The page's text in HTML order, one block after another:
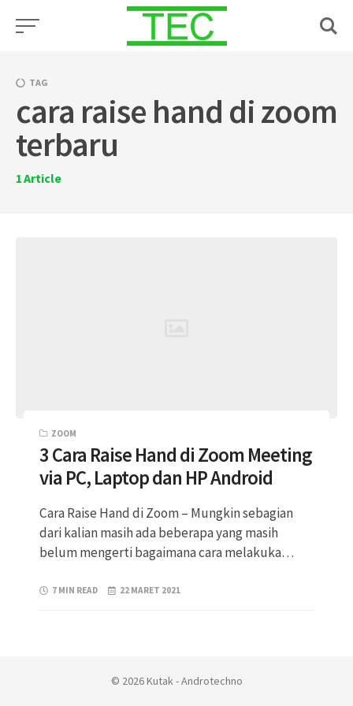
TAG
cara raise hand di zoom
terbaru
1Article
ZOOM
3 Cara Raise Hand di Zoom Meeting
via PC, Laptop dan HP Android
Cara Raise Hand di Zoom – Mungkin sebagian
dari kalian masih ada beberapa yang masih
belum mengerti bagaimana cara melakuka…
7 MIN READ 22 MARET 2021
© 2026 Kutak - Androtechno